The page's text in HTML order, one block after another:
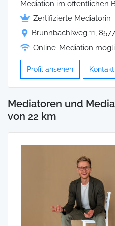
Mediation im öffentlichen
Zertifizierte Mediatorin
Brunnbachlweg 11,
Online-Mediation
Profil ansehen Kontakt
Mediatoren und
von 22 km